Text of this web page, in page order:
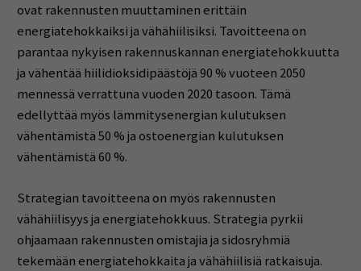
ovat rakennusten muuttaminen erittäin
energiatehokkaiksi ja vähähiilisiksi. Tavoitteena on
parantaa nykyisen rakennuskannan energiatehokkuutta
ja vähentää hiilidioksidipäästöjä 90 % vuoteen 2050
mennessä verrattuna vuoden 2020 tasoon. Tämä
edellyttää myös lämmitysenergian kulutuksen
vähentämistä 50 % ja ostoenergian kulutuksen
vähentämistä 60 %.
Strategian tavoitteena on myös rakennusten
vähähiilisyys ja energiatehokkuus. Strategia pyrkii
ohjaamaan rakennusten omistajia ja sidosryhmiä
tekemään energiatehokkaita ja vähähiilisiä ratkaisuja.